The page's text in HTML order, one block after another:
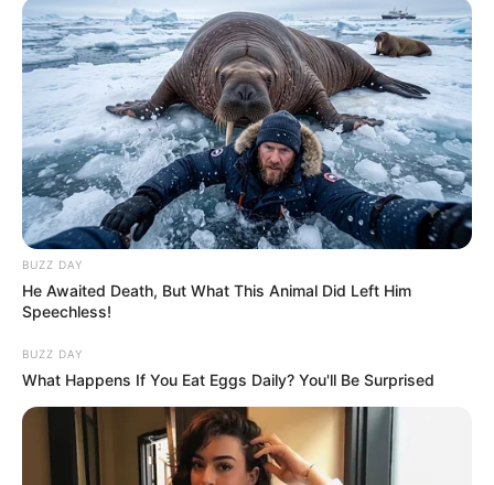
BUZZ DAY
He Awaited Death, But What This Animal Did Left Him
Speechless!
BUZZ DAY
What Happens If You Eat Eggs Daily? You'll Be Surprised